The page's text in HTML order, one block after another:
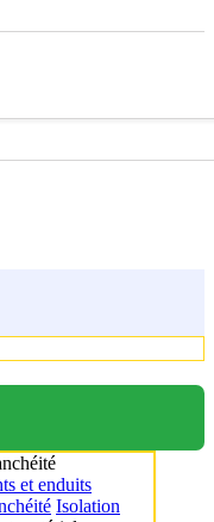
et enduits
Isolation